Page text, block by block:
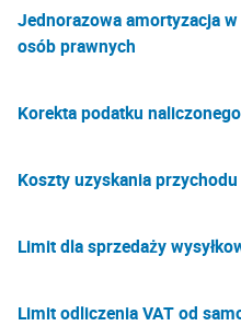
Jednorazowa amortyzacja
osób prawnych
Korekta podatku naliczonego
Koszty uzyskania
Limit dla sprzedaży
Limit odliczenia VAT od